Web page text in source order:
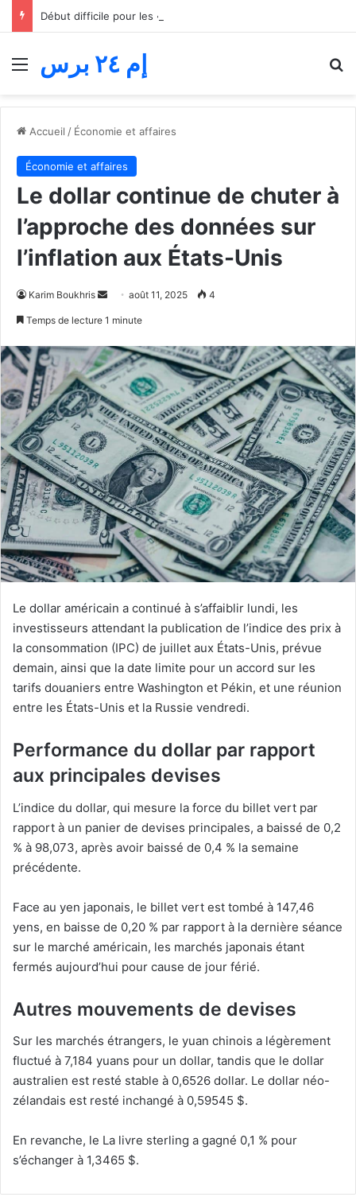
Menu إم ٢٤ برس
Accueil / Économie et affaires
Économie et affaires
Le dollar continue de chuter à
l’approche des données sur
l’inflation aux États-Unis
Karim Boukhris
Envoyeraoût 11, 2025 4
Temps de lecture 1 minute
Le dollar américain a continué à s’affaiblir lundi, les
investisseurs attendant la publication de l’indice des prix à
la consommation (IPC) de juillet aux États-Unis, prévue
demain, ainsi que la date limite pour un accord sur les
tarifs douaniers entre Washington et Pékin, et une réunion
entre les États-Unis et la Russie vendredi.
Performance du dollar par rapport
aux principales devises
L’indice du dollar, qui mesure la force du billet vert par
rapport à un panier de devises principales, a baissé de 0,2
% à 98,073, après avoir baissé de 0,4 % la semaine
précédente.
Face au yen japonais, le billet vert est tombé à 147,46
yens, en baisse de 0,20 % par rapport à la dernière séance
sur le marché américain, les marchés japonais étant
fermés aujourd’hui pour cause de jour férié.
Autres mouvements de devises
Sur les marchés étrangers, le yuan chinois a légèrement
fluctué à 7,184 yuans pour un dollar, tandis que le dollar
australien est resté stable à 0,6526 dollar. Le dollar néo-
zélandais est resté inchangé à 0,59545 $.
En revanche, le La livre sterling a gagné 0,1 % pour
s’échanger à 1,3465 $.